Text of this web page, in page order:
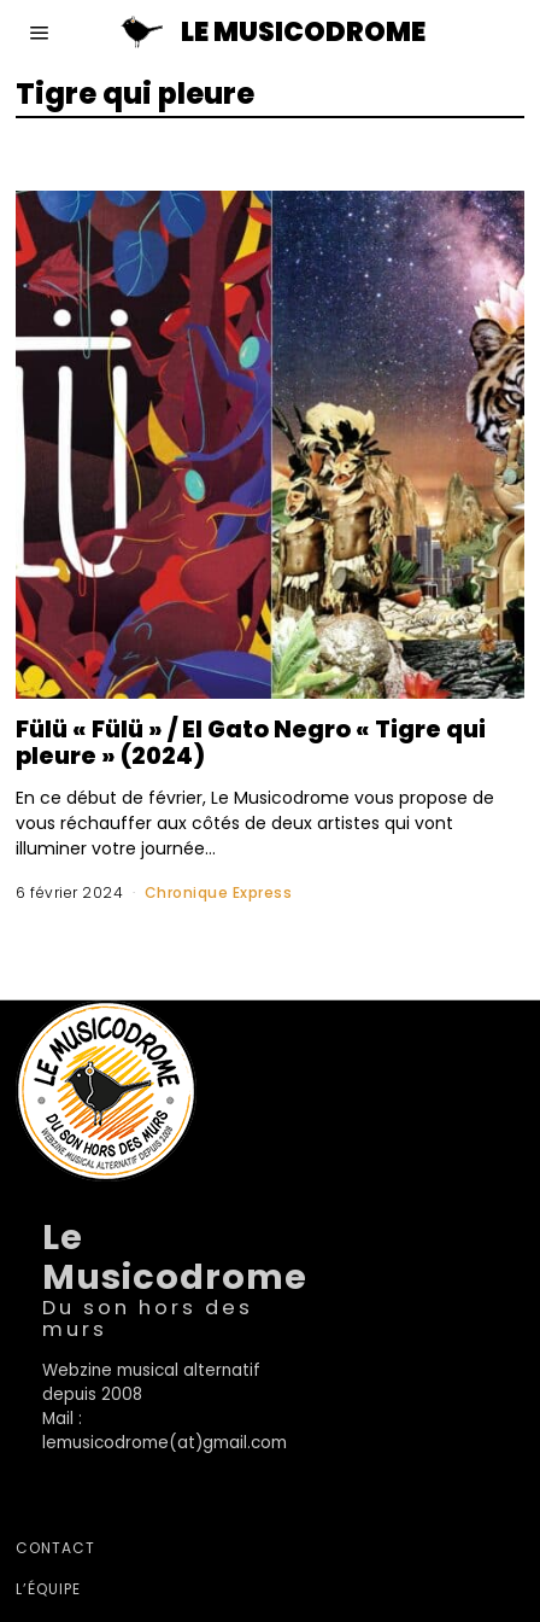
LE MUSICODROME
Tigre qui pleure
Fülü « Fülü » / El Gato Negro « Tigre qui
pleure » (2024)
En ce début de février, Le Musicodrome vous propose de
vous réchauffer aux côtés de deux artistes qui vont
illuminer votre journée…
6 février 2024 Chronique Express
Le
Musicodrome
Du son hors des
murs
Webzine musical alternatif
depuis 2008
Mail :
lemusicodrome(at)gmail.com
CONTACT
L’ÉQUIPE